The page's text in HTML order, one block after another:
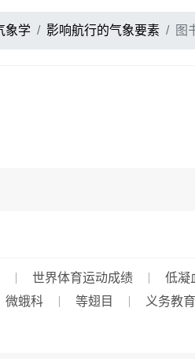
象学 影响航行的气象要素 图
世界体育运动成绩
低凝
微蛾科 等翅目 义务教育